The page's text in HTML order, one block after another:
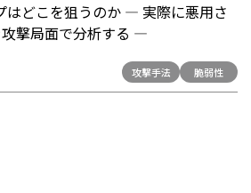
はどこを狙うのか ― 実際に悪用さ
撃局面で分析する ―
攻撃手法 脆弱性